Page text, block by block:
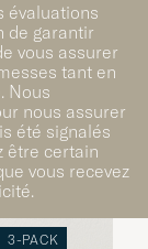
évaluations
de garantir
vous assurer
tant en
Nous
nous assurer
été signalés
être certain
vous recevez
3-PACK